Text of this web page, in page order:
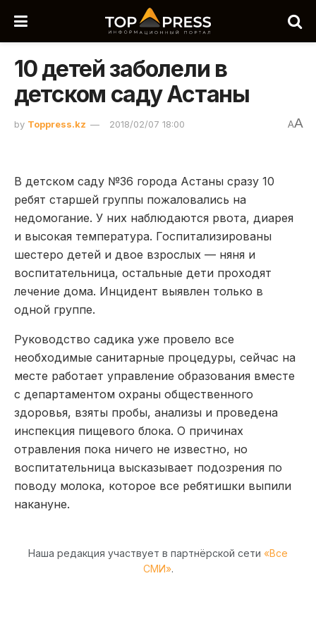
10 детей заболели в
детском саду Астаны
by Toppress.kz 2018/02/07 18:00 AA
В детском саду №36 города Астаны сразу 10
ребят старшей группы пожаловались на
недомогание. У них наблюдаются рвота, диарея
и высокая температура. Госпитализированы
шестеро детей и двое взрослых — няня и
воспитательница, остальные дети проходят
лечение дома. Инцидент выявлен только в
одной группе.
Руководство садика уже провело все
необходимые санитарные процедуры, сейчас на
месте работает управление образования вместе
с департаментом охраны общественного
здоровья, взяты пробы, анализы и проведена
инспекция пищевого блока. О причинах
отравления пока ничего не известно, но
воспитательница высказывает подозрения по
поводу молока, которое все ребятишки выпили
накануне.
Наша редакция участвует в партнёрской сети «Все
СМИ».